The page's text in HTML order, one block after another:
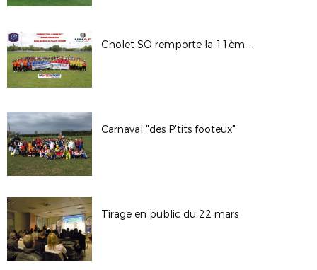
Cholet SO remporte la 11ème édition du Tournoi "Tous le Même But"
Carnaval "des P'tits footeux"
Tirage en public du 22 mars